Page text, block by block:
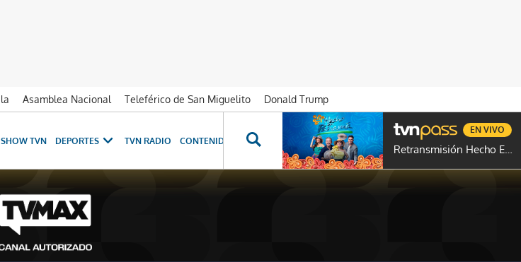
Asamblea Nacional Teleférico de San Miguelito
Donald Trump
SHOW TVN DEPORTES TVN RADIO CONTENIDOS ESPECIALES NOVELAS PROGRAMAS GENTE TVN
Retransmisión Hecho En Panamá
EN VIVO